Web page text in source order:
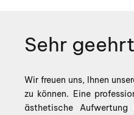
Sehr
Wir freuen uns, Ihnen
zu können. Eine
ästhetische